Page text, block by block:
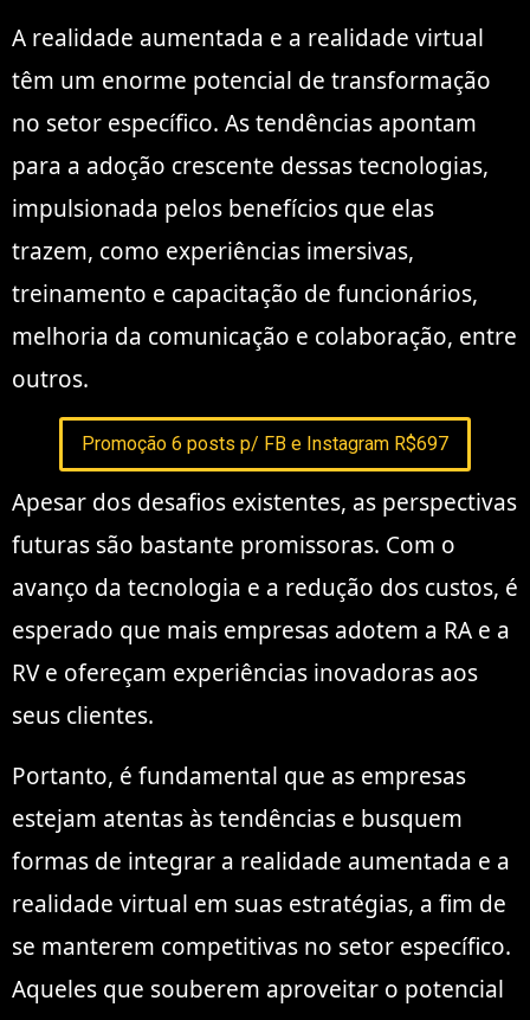
A realidade aumentada e a realidade virtual
têm um enorme potencial de transformação
no setor específico. As tendências apontam
para a adoção crescente dessas tecnologias,
impulsionada pelos benefícios que elas
trazem, como experiências imersivas,
treinamento e capacitação de funcionários,
melhoria da comunicação e colaboração, entre
outros.
Promoção 6 posts p/ FB e Instagram R$697
Apesar dos desafios existentes, as perspectivas
futuras são bastante promissoras. Com o
avanço da tecnologia e a redução dos custos, é
esperado que mais empresas adotem a RA e a
RV e ofereçam experiências inovadoras aos
seus clientes.
Portanto, é fundamental que as empresas
estejam atentas às tendências e busquem
formas de integrar a realidade aumentada e a
realidade virtual em suas estratégias, a fim de
se manterem competitivas no setor específico.
Aqueles que souberem aproveitar o potencial